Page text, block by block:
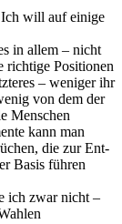
will auf einige
in allem – nicht
richtige Positionen
– weniger ihr
von dem der
Menschen
kann man
die zur Ent-
Basis führen
ich zwar nicht –